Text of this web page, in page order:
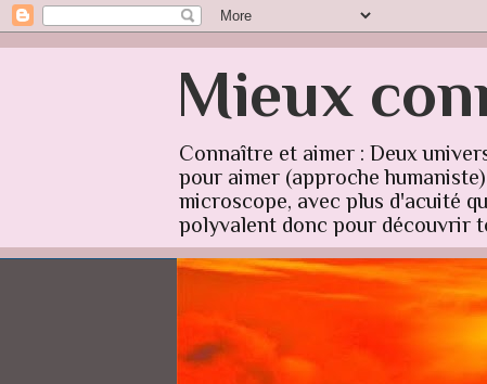
Mieux
Connaître et aimer : Deux
pour aimer (approche
microscope, avec plus d'acuité
polyvalent donc pour découvrir